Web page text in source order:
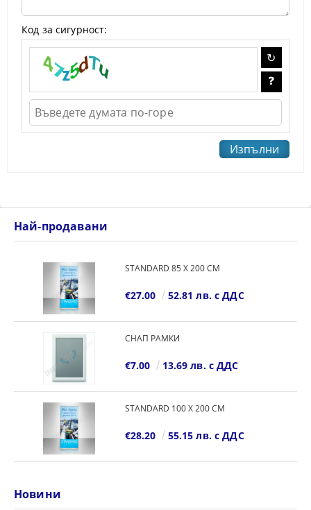
Код за сигурност:
Най-продавани
STANDARD 85 Х 200 СМ
€27.00 52.81 лв. с ДДС
СНАП РАМКИ
€7.00 13.69 лв. с ДДС
STANDARD 100 Х 200 СМ
€28.20 55.15 лв. с ДДС
Новини